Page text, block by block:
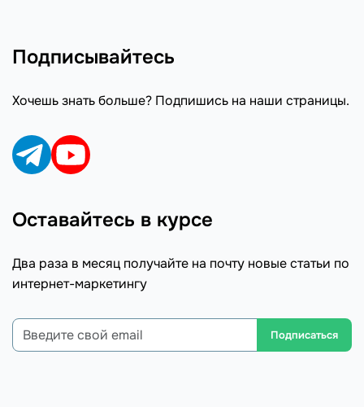
Подписывайтесь
Хочешь знать больше? Подпишись на наши страницы.
Оставайтесь в курсе
Два раза в месяц получайте на почту новые статьи по
интернет-маркетингу
Подписаться